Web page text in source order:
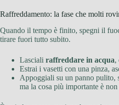
Raffreddamento: la fase che molti
Quando il tempo è finito, spegni il
tirare fuori tutto subito.
Lasciali raffreddare in acqua,
Estrai i vasetti con una pinza,
Appoggiali su un panno pulito,
ma la cosa più importante è